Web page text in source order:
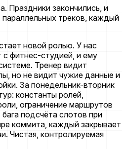
Праздники закончились, и
треков, каждый
новой ролью. У нас
с фитнес-студией, и ему
Тренер видит
но не видит чужие данные и
За понедельник-вторник
константы ролей,
ограничение маршрутов
подсчёта слотов при
коммита, каждый закрывает
Чистая, контролируемая